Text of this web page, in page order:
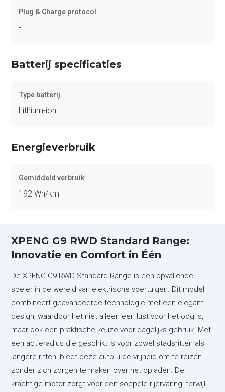
Plug & Charge protocol
-
Batterij specificaties
Type batterij
Lithium-ion
Energieverbruik
Gemiddeld verbruik
192 Wh/km
XPENG G9 RWD Standard Range:
Innovatie en Comfort in Één
De XPENG G9 RWD Standard Range is een opvallende
speler in de wereld van elektrische voertuigen. Dit model
combineert geavanceerde technologie met een elegant
design, waardoor het niet alleen een lust voor het oog is,
maar ook een praktische keuze voor dagelijks gebruik. Met
een actieradius die geschikt is voor zowel stadsritten als
langere ritten, biedt deze auto u de vrijheid om te reizen
zonder zich zorgen te maken over het opladen. De
krachtige motor zorgt voor een soepele rijervaring, terwijl